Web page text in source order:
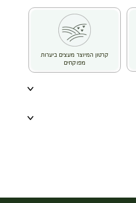
קרטון המיוצר מעצים ביערות
מפוקחים